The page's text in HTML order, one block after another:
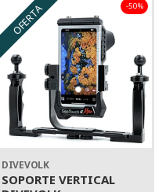
OFERTA -50%
DIVEVOLK
SOPORTE VERTICAL